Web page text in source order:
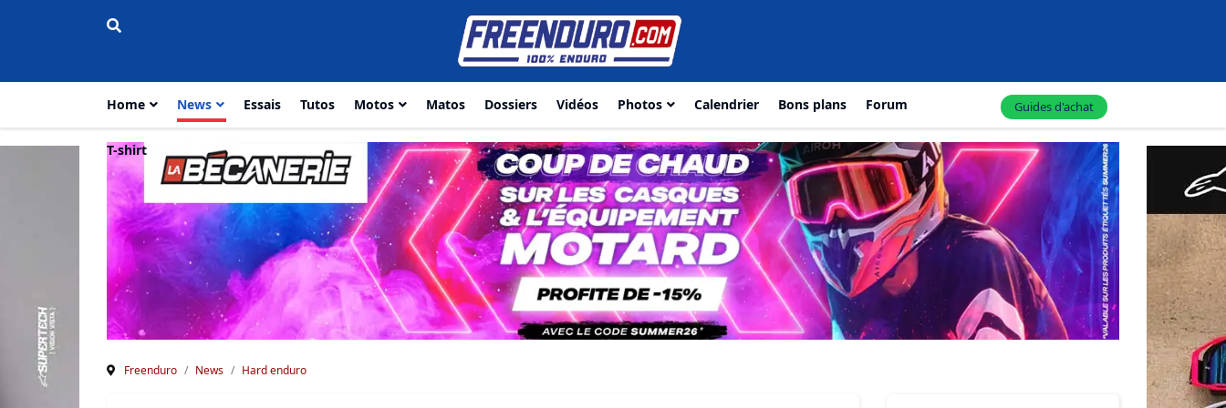
Home News Essais Tutos Motos Matos Dossiers Vidéos Photos Calendrier Bons plans Forum
T-shirt
Guides d'achat
Freenduro News Hard enduro